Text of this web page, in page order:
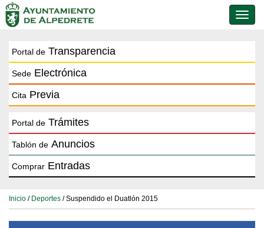
de
Portal de Transparencia
Sede Electrónica
Cita Previa
Portal de Trámites
Tablón de Anuncios
Comprar Entradas
Inicio / Deportes / Suspendido el Duatlón 2015